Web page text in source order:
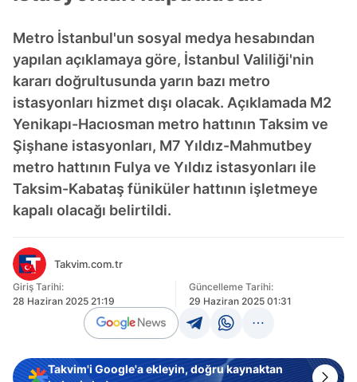
Metro İstanbul'un sosyal medya hesabından
yapılan açıklamaya göre, İstanbul Valiliği'nin
kararı doğrultusunda yarın bazı metro
istasyonları hizmet dışı olacak. Açıklamada M2
Yenikapı-Hacıosman metro hattının Taksim ve
Şişhane istasyonları, M7 Yıldız-Mahmutbey
metro hattının Fulya ve Yıldız istasyonları ile
Taksim-Kabataş füniküler hattının işletmeye
kapalı olacağı belirtildi.
Takvim.com.tr
Giriş Tarihi:
28 Haziran 2025 21:19
Güncelleme Tarihi:
29 Haziran 2025 01:31
Takvim'i Google'a ekleyin, doğru kaynaktan